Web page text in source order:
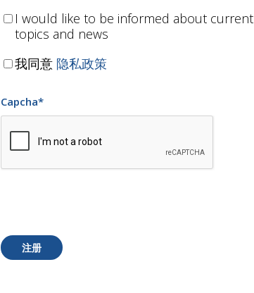
I would like to be informed about current
topics and news
我同意 隐私政策
Capcha*
注册